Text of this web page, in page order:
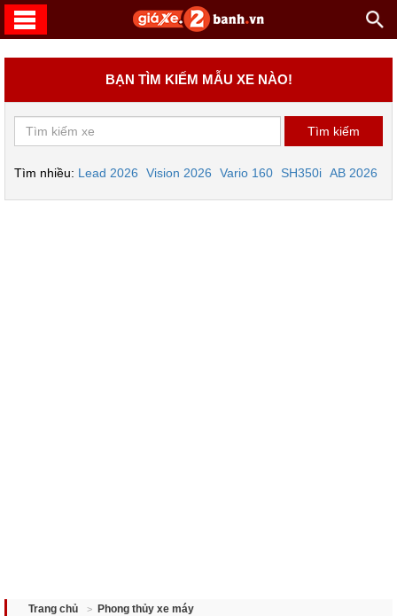
BẠN TÌM KIẾM MẪU XE NÀO!
Tìm nhiều: Lead 2026 Vision 2026 Vario 160 SH350i AB 2026
Trang chủ Phong thủy xe máy